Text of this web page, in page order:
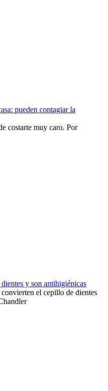
pueden contagiar la
costarte muy caro. Por
y son antihigiénicas
el cepillo de dientes